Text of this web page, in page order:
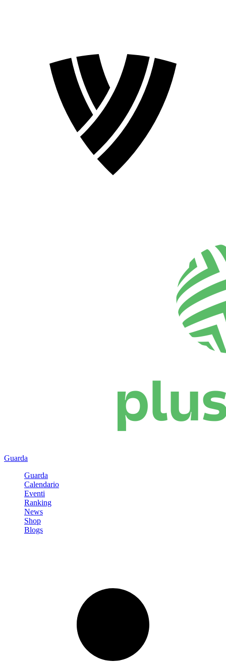
Guarda
Guarda
Calendario
Eventi
Ranking
News
Shop
Blogs